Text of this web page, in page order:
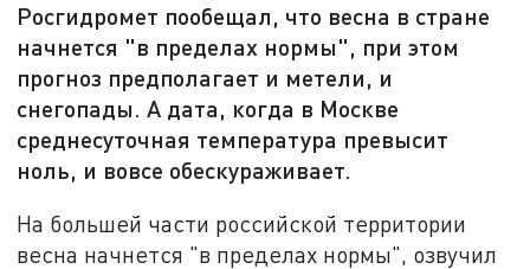
Росгидромет пообещал, что весна в стране
начнется "в пределах нормы", при этом
прогноз предполагает и метели, и
снегопады. А дата, когда в Москве
среднесуточная температура превысит
ноль, и вовсе обескураживает.
На большей части российской территории
весна начнется "в пределах нормы", озвучил